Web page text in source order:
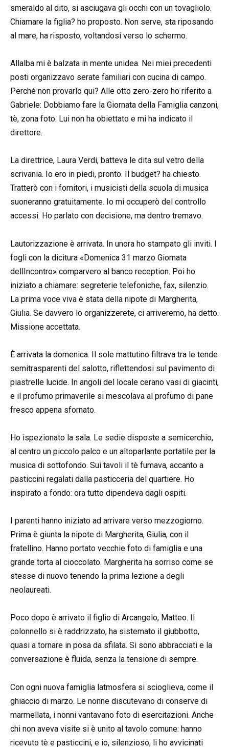
smeraldo al dito, si asciugava gli occhi con un tovagliolo.
Chiamare la figlia? ho proposto. Non serve, sta riposando
al mare, ha risposto, voltandosi verso lo schermo.
Allalba mi è balzata in mente unidea. Nei miei precedenti
posti organizzavo serate familiari con cucina di campo.
Perché non provarlo qui? Alle otto zero-zero ho riferito a
Gabriele: Dobbiamo fare la Giornata della Famiglia canzoni,
tè, zona foto. Lui non ha obiettato e mi ha indicato il
direttore.
La direttrice, Laura Verdi, batteva le dita sul vetro della
scrivania. Io ero in piedi, pronto. Il budget? ha chiesto.
Tratterò con i fornitori, i musicisti della scuola di musica
suoneranno gratuitamente. Io mi occuperò del controllo
accessi. Ho parlato con decisione, ma dentro tremavo.
Lautorizzazione è arrivata. In unora ho stampato gli inviti. I
fogli con la dicitura «Domenica 31 marzo Giornata
dellIncontro» comparvero al banco reception. Poi ho
iniziato a chiamare: segreterie telefoniche, fax, silenzio.
La prima voce viva è stata della nipote di Margherita,
Giulia. Se davvero lo organizzerete, ci arriveremo, ha detto.
Missione accettata.
È arrivata la domenica. Il sole mattutino filtrava tra le tende
semitrasparenti del salotto, riflettendosi sul pavimento di
piastrelle lucide. In angoli del locale cerano vasi di giacinti,
e il profumo primaverile si mescolava al profumo di pane
fresco appena sfornato.
Ho ispezionato la sala. Le sedie disposte a semicerchio,
al centro un piccolo palco e un altoparlante portatile per la
musica di sottofondo. Sui tavoli il tè fumava, accanto a
pasticcini regalati dalla pasticceria del quartiere. Ho
inspirato a fondo: ora tutto dipendeva dagli ospiti.
I parenti hanno iniziato ad arrivare verso mezzogiorno.
Prima è giunta la nipote di Margherita, Giulia, con il
fratellino. Hanno portato vecchie foto di famiglia e una
grande torta al cioccolato. Margherita ha sorriso come se
stesse di nuovo tenendo la prima lezione a degli
neolaureati.
Poco dopo è arrivato il figlio di Arcangelo, Matteo. Il
colonnello si è raddrizzato, ha sistemato il giubbotto,
quasi a tornare in posa da sfilata. Si sono abbracciati e la
conversazione è fluida, senza la tensione di sempre.
Con ogni nuova famiglia latmosfera si scioglieva, come il
ghiaccio di marzo. Le nonne discutevano di conserve di
marmellata, i nonni vantavano foto di esercitazioni. Anche
chi non aveva visite si è unito al tavolo comune: hanno
ricevuto tè e pasticcini, e io, silenzioso, li ho avvicinati